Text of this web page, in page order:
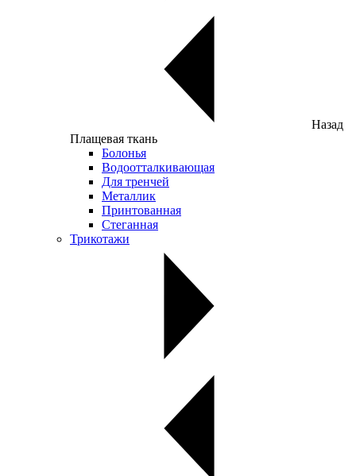
Назад
Плащевая ткань
Болонья
Водоотталкивающая
Для тренчей
Металлик
Принтованная
Стеганная
Трикотажи